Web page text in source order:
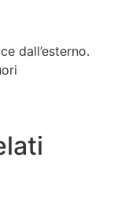
dall’esterno.